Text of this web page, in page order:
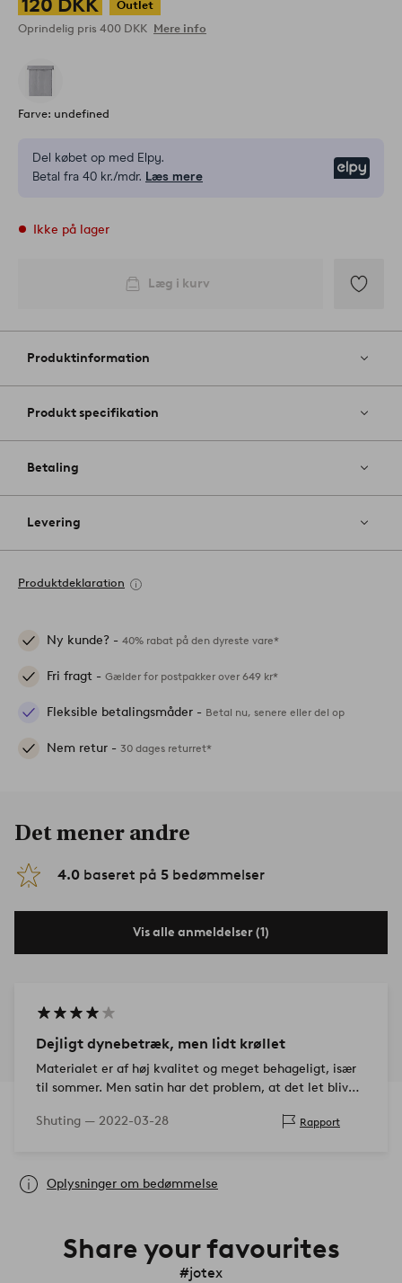
Outlet
Oprindelig pris 400 DKK Mere info
Farve: undefined
Del købet op med Elpy.
Betal fra 40 kr./mdr. Læs mere
Ikke på lager
Læg i kurv
til
Produktinformation
Produkt specifikation
Betaling
Levering
Produktdeklaration
Ny kunde? - 40% rabat på den dyreste vare*
Fri fragt - Gælder for postpakker over 649 kr*
Fleksible betalingsmåder - Betal nu, senere eller del op
Nem retur - 30 dages returret*
Det mener andre
4.0 baseret på 5 bedømmelser
Vis alle anmeldelser (1)
Dejligt dynebetræk, men lidt krøllet
Materialet er af høj kvalitet og meget behageligt, især
til sommer. Men satin har det problem, at det let bliver
Shuting — 2022-03-28 Rapport
Oplysninger om bedømmelse
Share your favourites
#jotex